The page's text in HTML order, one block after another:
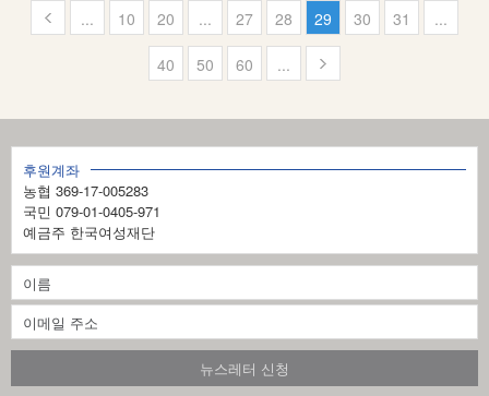
진행하고 있습니다. 1차년도에는 <친밀한 관계 안에서의
인권침해 및 폭력에 대한 인권상담>을 진행하고, 2차년도에는 <
장애여성 인권침해 담론 재구성과 제도적 공백 해소를 위한
>은 장애여성인권의 향상을 표방하는 운동단체로서, 장애여성을
배제하는 제도와 기준이 가진 문제에 공감하고, 다양성이
인정되는 새로운 기준을 만들어 나가기 위한 다양한 활동을
합니다. 사회의 주변부에서 장애라는 이유로 분리되어 있는
여성들의 문제를 알리고 동등한 사회구성원으로서의 권리를
위한 운동을 하며, 장애여성의 인권보장과 사회변화를 목적으로
하는 단체입니다. 장애여성이 경험하는 다양한 폭력, 인권침해
등에 대한 상담 및 지원 전화: 02-486-2384 (담당: 유진아
활동가) 이메일: wdc214@gmail.com
2
의
1
0
4
... 10 20 ... 27 28 29 30 31 ...
40 50 60 ...
후원계좌
농협 369-17-005283
국민 079-01-0405-971
예금주 한국여성재단